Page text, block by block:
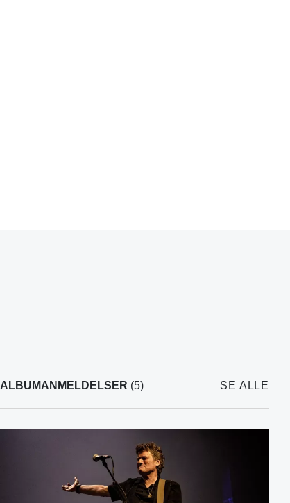
ALBUMANMELDELSER (5) SE ALLE